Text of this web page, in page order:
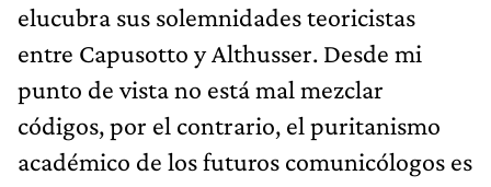
elucubra sus solemnidades teoricistas
entre Capusotto y Althusser. Desde mi
punto de vista no está mal mezclar
códigos, por el contrario, el puritanismo
académico de los futuros comunicólogos es